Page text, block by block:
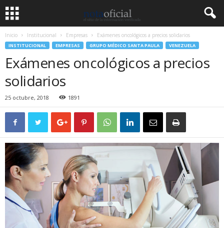
Inicio Institucional Empresas Exámenes oncológicos a precios solidarios
INSTITUCIONAL EMPRESAS GRUPO MÉDICO SANTA PAULA VENEZUELA
Exámenes oncológicos a precios
solidarios
25 octubre, 2018 1891